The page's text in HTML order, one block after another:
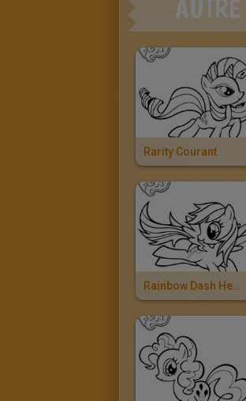
Rarity Courant
Rainbow Dash Heureux